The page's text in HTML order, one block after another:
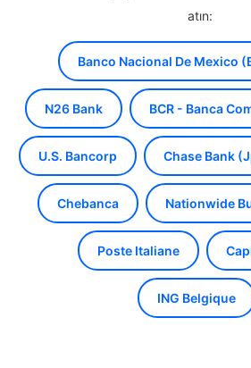
atın:
Banco Nacional De Mexico
N26 Bank BCR - Banca
U.S. Bancorp Chase Bank
Chebanca Nationwide
Poste Italiane
ING Belgique